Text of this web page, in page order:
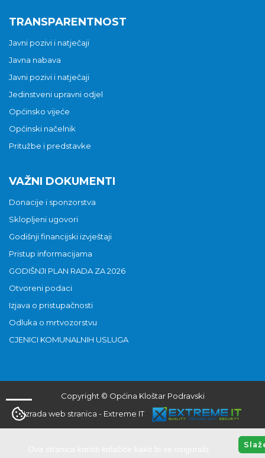
TRANSPARENTNOST
Javni pozivi i natječaji
Javna nabava
Javni pozivi i natječaji
Jedinstveni upravni odjel
Općinsko vijeće
Općinski načelnik
Pritužbe i predstavke
VAŽNI DOKUMENTI
Donacije i sponzorstva
Sklopljeni ugovori
Godišnji financijski izvještaji
Pristup informacijama
GODIŠNJI PLAN RADA ZA 2026
Otvoreni podaci
Izjava o pristupačnosti
Odluka o mrtvozorstvu
CJENICI KOMUNALNIH USLUGA
Copyright © Općina Kloštar Podravski
Izrada web stranica - Extreme IT